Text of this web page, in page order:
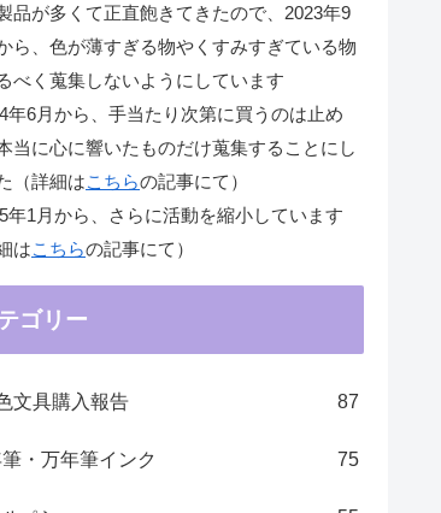
品が多くて正直飽きてきたので、2023年9
ら、色が薄すぎる物やくすみすぎている物
べく蒐集しないようにしています
年6月から、手当たり次第に買うのは止め
当に心に響いたものだけ蒐集することにし
（詳細はこちらの記事にて）
年1月から、さらに活動を縮小しています
はこちらの記事にて）
ゴリー
文具購入報告 87
・万年筆インク 75